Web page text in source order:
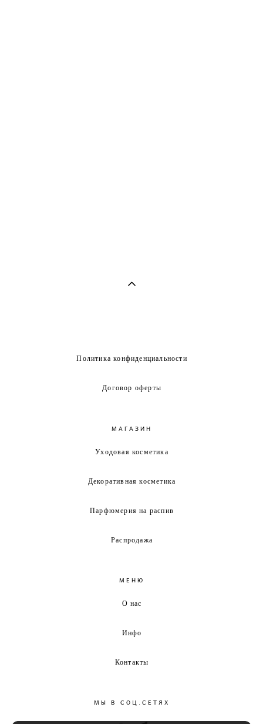
Политика конфиденциальности
Договор оферты
МАГАЗИН
Уходовая косметика
Декоративная косметика
Парфюмерия на распив
Распродажа
МЕНЮ
О нас
Инфо
Контакты
МЫ В СОЦ.СЕТЯХ